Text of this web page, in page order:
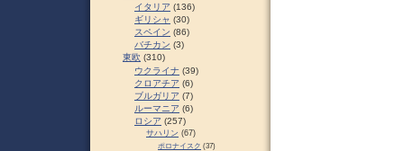
イタリア (136)
ギリシャ (30)
スペイン (86)
バチカン (3)
東欧 (310)
ウクライナ (39)
クロアチア (6)
ブルガリア (7)
ルーマニア (6)
ロシア (257)
サハリン (67)
ポロナイスク (37)